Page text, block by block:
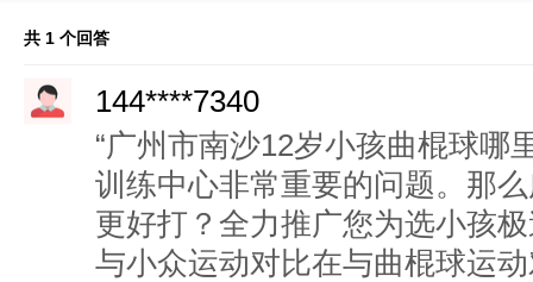
共 1 个回答
144****7340
“广州市南沙12岁小孩曲棍球哪
训练中心非常重要的问题。那
更好打？全力推广您为选小孩
与小众运动对比在与曲棍球运